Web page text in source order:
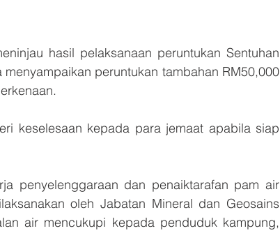
hasil pelaksanaan peruntukan Sentuhan
peruntukan tambahan RM50,000
keselesaan kepada para jemaat apabila siap
penyelenggaraan dan penaiktarafan pam air
oleh Jabatan Mineral dan Geosains
air mencukupi kepada penduduk kampung,